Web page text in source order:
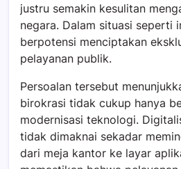
justru semakin kesulitan
negara. Dalam situasi seperti
berpotensi menciptakan
pelayanan publik.
Persoalan tersebut
birokrasi tidak cukup hanya
modernisasi teknologi.
tidak dimaknai sekadar
dari meja kantor ke layar